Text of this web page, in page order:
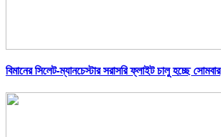
বিমানের সিলেট-ম্যানচেস্টার সরাসরি ফ্লাইট চালু হচ্ছে সোমবার